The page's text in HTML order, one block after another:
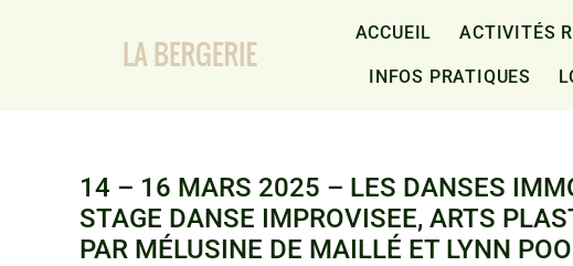
ACCUEIL ACTIVITÉS
INFOS PRATIQUES
14 – 16 MARS 2025 – LES DANSES
STAGE DANSE IMPROVISEE, ARTS
PAR MÉLUSINE DE MAILLÉ ET LYNN